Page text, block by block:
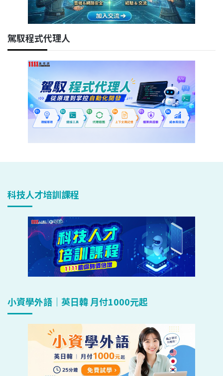
駕馭程式代理人
科技人才培訓課程
小資學外語｜英日韓 月付1000元起